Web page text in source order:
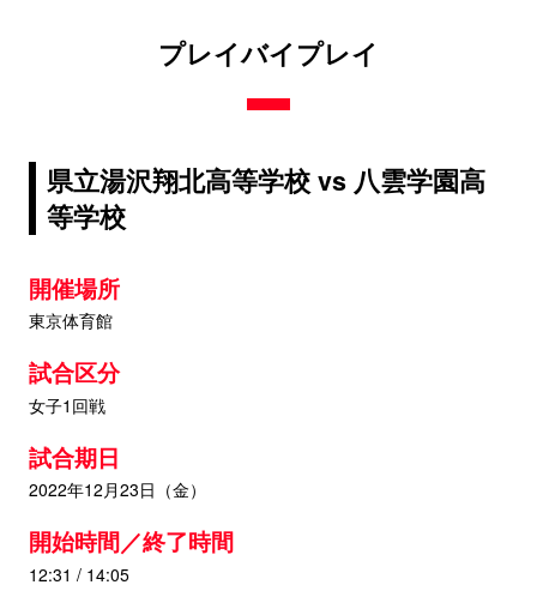
プレイバイプレイ
県立湯沢翔北高等学校 vs 八雲学園高
等学校
開催場所
東京体育館
試合区分
女子1回戦
試合期日
2022年12月23日（金）
開始時間／終了時間
12:31 / 14:05